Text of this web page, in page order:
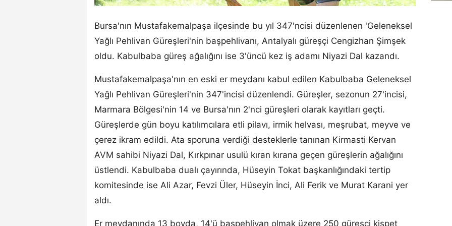
Bursa'nın Mustafakemalpaşa ilçesinde bu yıl 347'ncisi düzenlenen 'Geleneksel
Yağlı Pehlivan Güreşleri'nin başpehlivanı, Antalyalı güreşçi Cengizhan Şimşek
oldu. Kabulbaba güreş ağalığını ise 3'üncü kez iş adamı Niyazi Dal kazandı.
Mustafakemalpaşa'nın en eski er meydanı kabul edilen Kabulbaba Geleneksel
Yağlı Pehlivan Güreşleri'nin 347'incisi düzenlendi. Güreşler, sezonun 27'incisi,
Marmara Bölgesi'nin 14 ve Bursa'nın 2'nci güreşleri olarak kayıtları geçti.
Güreşlerde gün boyu katılımcılara etli pilavı, irmik helvası, meşrubat, meyve ve
çerez ikram edildi. Ata sporuna verdiği desteklerle tanınan Kirmasti Kervan
AVM sahibi Niyazi Dal, Kırkpınar usulü kıran kırana geçen güreşlerin ağalığını
üstlendi. Kabulbaba dualı çayırında, Hüseyin Tokat başkanlığındaki tertip
komitesinde ise Ali Azar, Fevzi Üler, Hüseyin İnci, Ali Ferik ve Murat Karani yer
aldı.
Er meydanında 13 boyda, 14'ü başpehlivan olmak üzere 250 güreşçi kispet